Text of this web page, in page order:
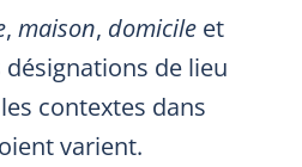
, maison, domicile et
désignations de lieu
contextes dans
varient.